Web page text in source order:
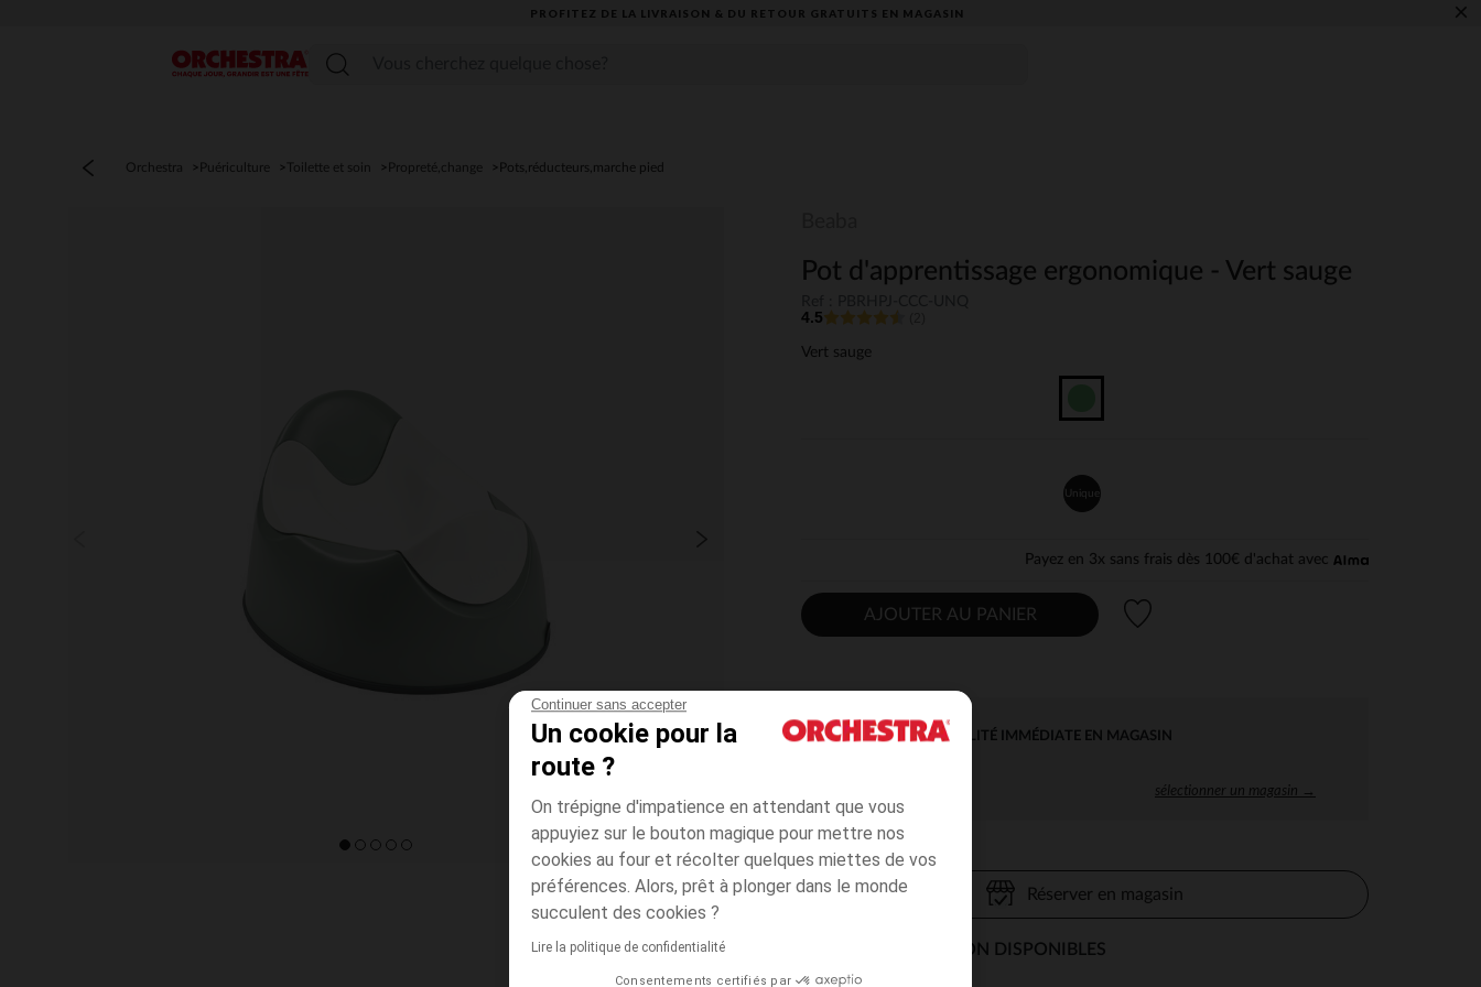
Continuer sans accepter
Un cookie pour la
route ?
On trépigne d'impatience en attendant que vous
appuyiez sur le bouton magique pour mettre nos
cookies au four et récolter quelques miettes de vos
préférences. Alors, prêt à plonger dans le monde
succulent des cookies ?
Lire la politique de confidentialité
Consentements certifiés par
PROFITEZ DE LA LIVRAISON & DU RETOUR GRATUITS EN MAGASIN​ ×
Menu
Orchestra Puériculture Toilette et soin Propreté,change Pots,réducteurs,marche pied
Pot d'apprentissage ergonomique - Vert sauge
4.5
Vert sauge
Unique
Payez en 3x sans frais dès 100€ d'achat avec
AJOUTER AU PANIER
DISPONIBILITÉ IMMÉDIATE EN MAGASIN
sélectionner un magasin →
Réserver en magasin
MODES DE LIVRAISON DISPONIBLES